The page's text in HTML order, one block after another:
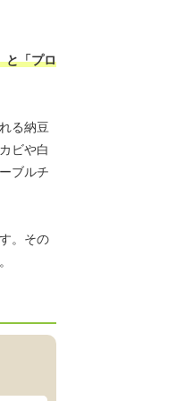
と「プロ
る納豆
ビや白
ブルチ
。その